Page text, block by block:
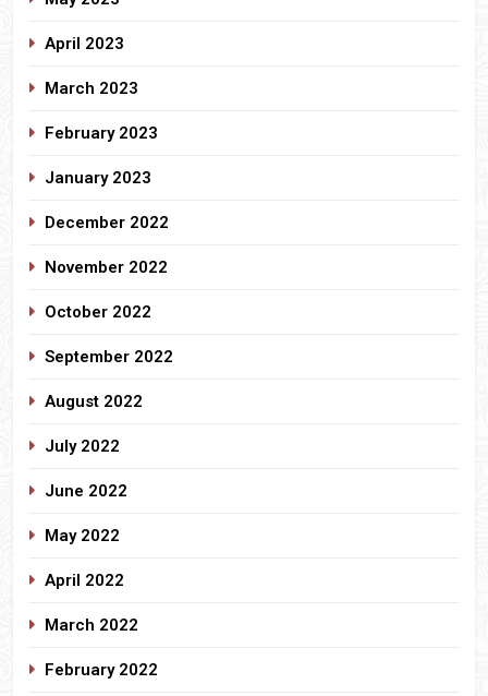
April 2023
March 2023
February 2023
January 2023
December 2022
November 2022
October 2022
September 2022
August 2022
July 2022
June 2022
May 2022
April 2022
March 2022
February 2022